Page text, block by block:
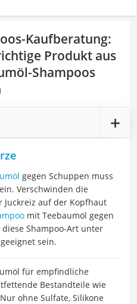
Kaufberatung:
Produkt aus
Shampoos
gegen Schuppen muss
Verschwinden die
Juckreiz auf der Kopfhaut
mit Teebaumöl gegen
Shampoo-Art unter
sein.
für empfindliche
Bestandteile wie
ohne Sulfate, Silikone